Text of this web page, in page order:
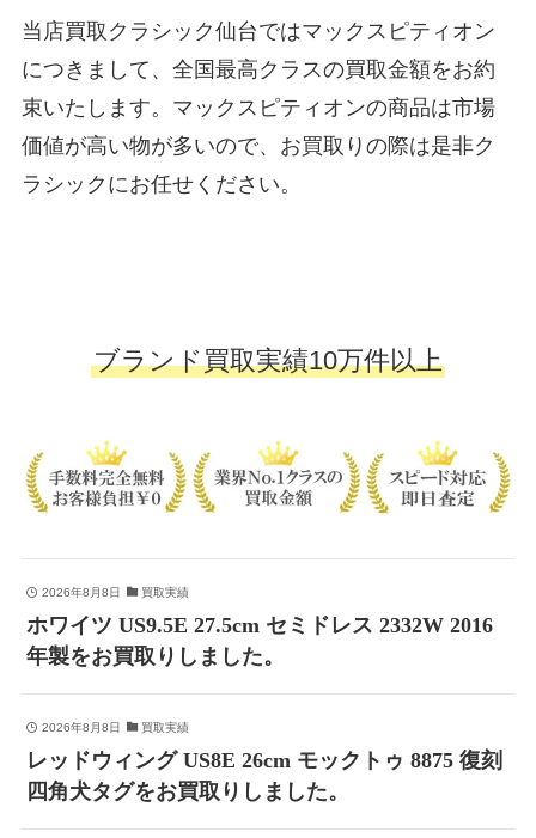
当店買取クラシック仙台ではマックスピティオン
につきまして、全国最高クラスの買取金額をお約
束いたします。マックスピティオンの商品は市場
価値が高い物が多いので、お買取りの際は是非ク
ラシックにお任せください。
ブランド買取実績10万件以上
2026年8月8日 買取実績
ホワイツ US9.5E 27.5cm セミドレス 2332W 2016
年製をお買取りしました。
2026年8月8日 買取実績
レッドウィング US8E 26cm モックトゥ 8875 復刻
四角犬タグをお買取りしました。